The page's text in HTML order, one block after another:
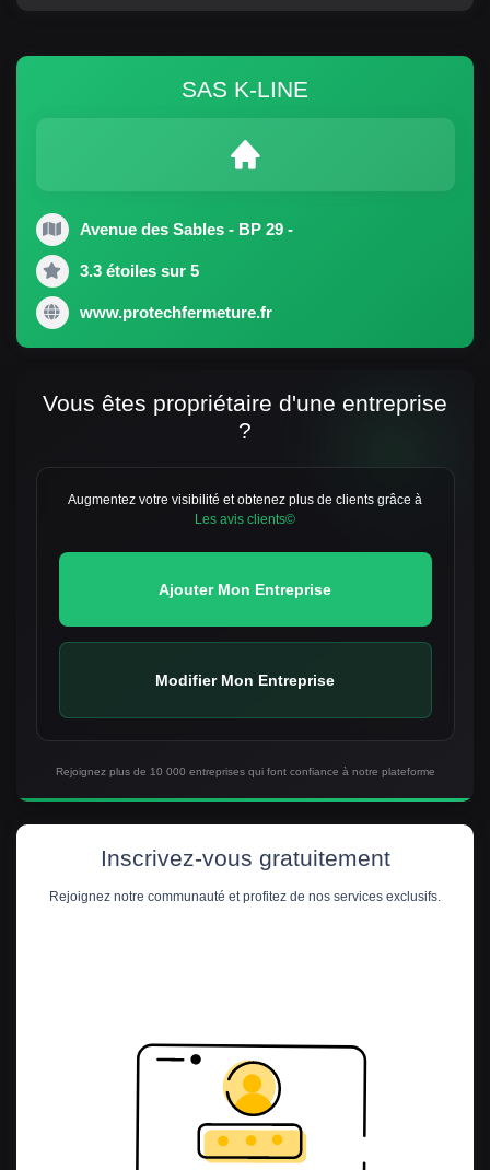
SAS K-LINE
Avenue des Sables - BP 29 -
3.3 étoiles sur 5
www.protechfermeture.fr
Vous êtes propriétaire d'une entreprise
?
Augmentez votre visibilité et obtenez plus de clients grâce à
Les avis clients©
Ajouter Mon Entreprise
Modifier Mon Entreprise
Rejoignez plus de 10 000 entreprises qui font confiance à notre plateforme
Inscrivez-vous gratuitement
Rejoignez notre communauté et profitez de nos services exclusifs.